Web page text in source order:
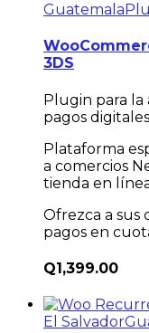
Guatemala
3DS
Plugin para la
pagos
Plataforma
a comercios
tienda en
Ofrezca a sus
pagos en
Q1,399.00
El Salvador